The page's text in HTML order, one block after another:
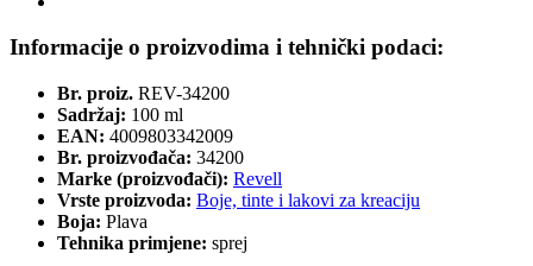
Informacije o proizvodima i tehnički podaci:
Br. proiz. REV-34200
Sadržaj: 100 ml
EAN: 4009803342009
Br. proizvođača: 34200
Marke (proizvođači): Revell
Vrste proizvoda: Boje, tinte i lakovi za kreaciju
Boja: Plava
Tehnika primjene: sprej